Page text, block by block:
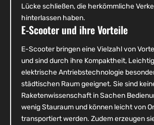
Lücke schließen, die herkömmliche
hinterlassen haben.
E-Scooter und ihre Vorteile
E-Scooter bringen eine Vielzahl von
und sind durch ihre Kompaktheit,
elektrische Antriebstechnologie
städtischen Raum geeignet. Sie sind
Raketenwissenschaft in Sachen
wenig Stauraum und können leicht von
transportiert werden. Zudem erzeugen